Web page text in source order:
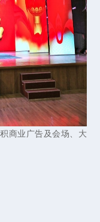
商业广告及会场、大